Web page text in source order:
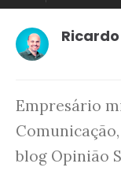
Empresário
blog Opinião